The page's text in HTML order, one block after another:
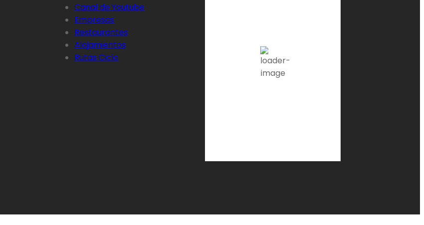
Canal de Youtube
Empresas
Restaurantes
Alojamientos
Rutas Ciclo
Clear Sky
Ráfagas de viento:
Clouds: